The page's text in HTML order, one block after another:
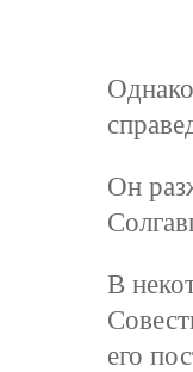
Он
В
его